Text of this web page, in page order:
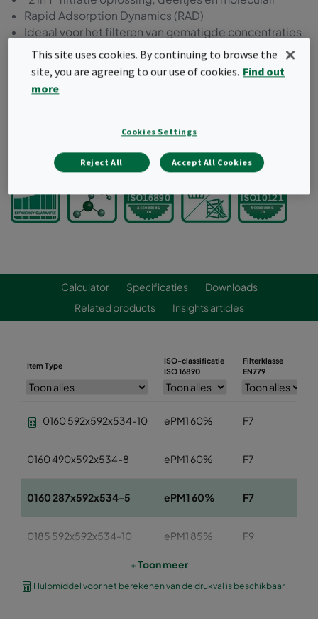
Rapid Adsorption Dynamics (RAD)
Ideaal voor het filteren van gematigde concentraties
van de meeste verontreinigende stoffen (binnen- of
Robuuste metalen header frame
Kan gebruikt worden om bestaande installaties te
Calculator Specificaties
Downloads
Related products
Insights articles
Item Type
ISO-classificatie
ISO 16890
Filterklasse
EN779
0160 592x592x534-10 ePM1 60% F7
0160 490x592x534-8 ePM1 60% F7
0160 287x592x534-5 ePM1 60% F7
0185 592x592x534-10 ePM1 85% F9
+ Toon meer
Hulpmiddel voor het berekenen van de drukval is beschikbaar
This site uses cookies. By continuing to browse the
site, you are agreeing to our use of cookies. Find out
more
Cookies Settings
Reject All Accept All Cookies